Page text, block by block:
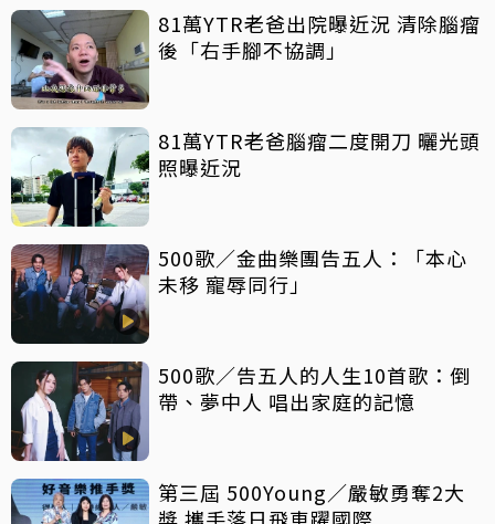
81萬YTR老爸出院曝近況 清除腦瘤
後「右手腳不協調」
81萬YTR老爸腦瘤二度開刀 曬光頭
照曝近況
500歌／金曲樂團告五人：「本心
未移 寵辱同行」
500歌／告五人的人生10首歌：倒
帶、夢中人 唱出家庭的記憶
第三屆 500Young／嚴敏勇奪2大
獎 攜手落日飛車躍國際